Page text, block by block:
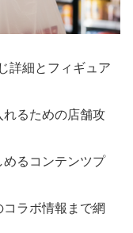
詳細とフィギュア
るための店舗攻
るコンテンツプ
ラボ情報まで網